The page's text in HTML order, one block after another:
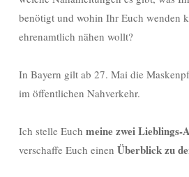
benötigt und wohin Ihr Euch wenden
ehrenamtlich nähen wollt?
In Bayern gilt ab 27. Mai die
im öffentlichen Nahverkehr.
Ich stelle Euch meine zwei Lieblings-
verschaffe Euch einen Überblick zu